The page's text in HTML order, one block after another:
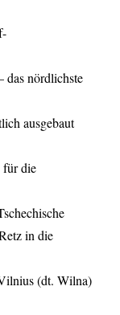
das nördlichste
ausgebaut
für die
in die
(dt. Wilna)